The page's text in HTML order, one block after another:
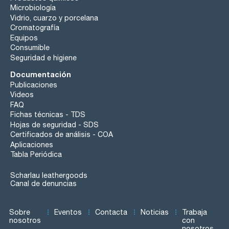
Microbiología
Vidrio, cuarzo y porcelana
Cromatografía
Equipos
Consumible
Seguridad e higiene
Documentación
Publicaciones
Videos
FAQ
Fichas técnicas - TDS
Hojas de seguridad - SDS
Certificados de análisis - COA
Aplicaciones
Tabla Periódica
Scharlau leathergoods
Canal de denuncias
Sobre
nosotros
Eventos Contacta Noticias
Trabaja
con